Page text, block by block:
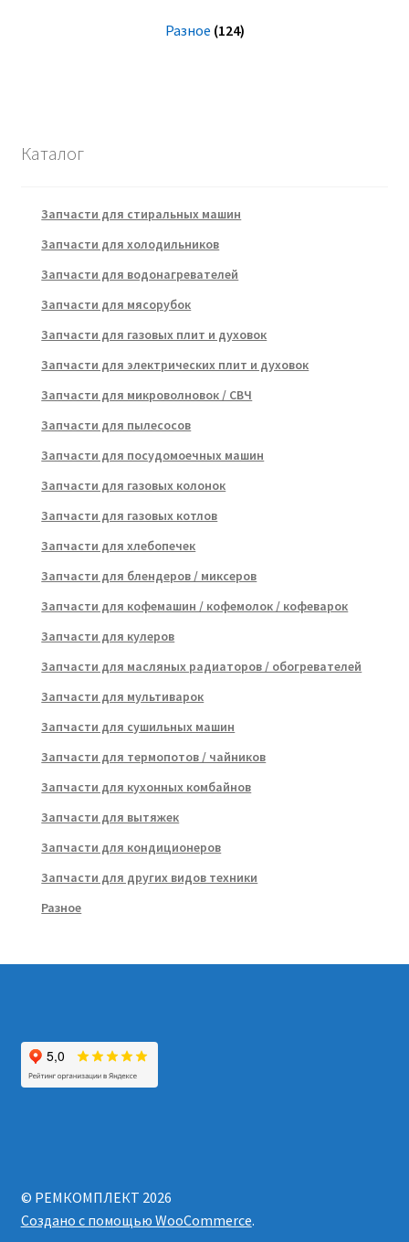
Разное (124)
Каталог
Запчасти для стиральных машин
Запчасти для холодильников
Запчасти для водонагревателей
Запчасти для мясорубок
Запчасти для газовых плит и духовок
Запчасти для электрических плит и духовок
Запчасти для микроволновок / СВЧ
Запчасти для пылесосов
Запчасти для посудомоечных машин
Запчасти для газовых колонок
Запчасти для газовых котлов
Запчасти для хлебопечек
Запчасти для блендеров / миксеров
Запчасти для кофемашин / кофемолок / кофеварок
Запчасти для кулеров
Запчасти для масляных радиаторов / обогревателей
Запчасти для мультиварок
Запчасти для сушильных машин
Запчасти для термопотов / чайников
Запчасти для кухонных комбайнов
Запчасти для вытяжек
Запчасти для кондиционеров
Запчасти для других видов техники
Разное
© РЕМКОМПЛЕКТ 2026
Создано с помощью WooCommerce.